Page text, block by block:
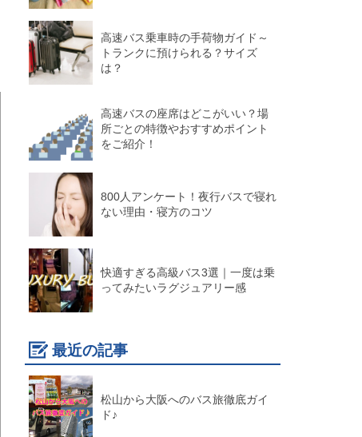
高速バス乗車時の手荷物ガイド～
トランクに預けられる？サイズ
は？
高速バスの座席はどこがいい？場
所ごとの特徴やおすすめポイント
をご紹介！
800人アンケート！夜行バスで寝れ
ない理由・寝方のコツ
快適すぎる高級バス3選｜一度は乗
ってみたいラグジュアリー感
最近の記事
松山から大阪へのバス旅徹底ガイ
ド♪